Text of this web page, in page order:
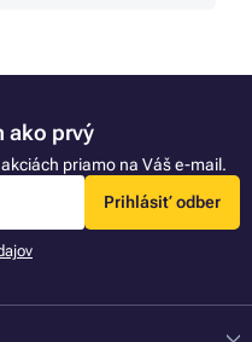
ako prvý
priamo na Váš e-mail.
Prihlásiť odber